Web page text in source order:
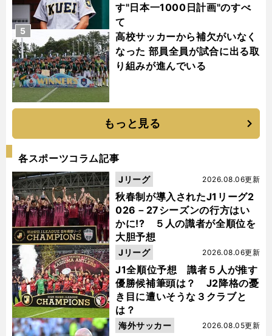
す"日本一1000日計画"のすべ
て
高校サッカーから補欠がいなく
なった 部員全員が試合に出る取
り組みが進んでいる
5
もっと見る
各スポーツコラム記事
秋春制が導入されたJ1リーグ2
026－27シーズンの行方はい
かに!? ５人の識者が全順位を
大胆予想
2026.08.06更新
Jリーグ
J1全順位予想 識者５人が推す
優勝候補筆頭は？ J2降格の憂
き目に遭いそうな３クラブと
は？
2026.08.06更新
Jリーグ
2026.08.05更新
海外サッカー